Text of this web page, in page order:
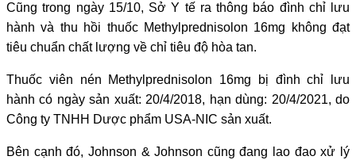
Cũng trong ngày 15/10, Sở Y tế ra thông báo đình chỉ lưu
hành và thu hồi thuốc Methylprednisolon 16mg không đạt
tiêu chuẩn chất lượng về chỉ tiêu độ hòa tan.
Thuốc viên nén Methylprednisolon 16mg bị đình chỉ lưu
hành có ngày sản xuất: 20/4/2018, hạn dùng: 20/4/2021, do
Công ty TNHH Dược phẩm USA-NIC sản xuất.
Bên cạnh đó, Johnson & Johnson cũng đang lao đao xử lý